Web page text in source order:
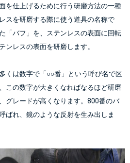
を仕上げるために行う研磨方法の一種
スを研磨する際に使う道具の名称で
「バフ」を、ステンレスの表面に回転
くは数字で「○○番」という呼び名で区
この数字が大きくなればなるほど研磨
グレードが高くなります。800番のバ
ばれ、鏡のような反射を生み出しま